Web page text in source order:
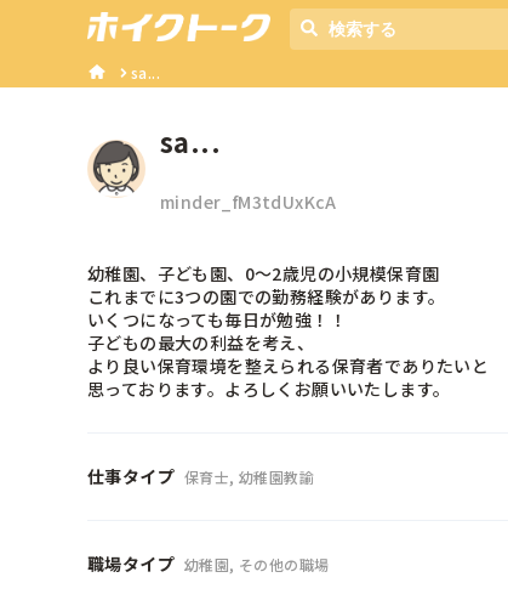
sa...
sa...
minder_fM3tdUxKcA
幼稚園、子ども園、0〜2歳児の小規模保育園
これまでに3つの園での勤務経験があります。
いくつになっても毎日が勉強！！
子どもの最大の利益を考え、
より良い保育環境を整えられる保育者でありたいと
思っております。よろしくお願いいたします。
仕事タイプ 保育士, 幼稚園教諭
職場タイプ 幼稚園, その他の職場